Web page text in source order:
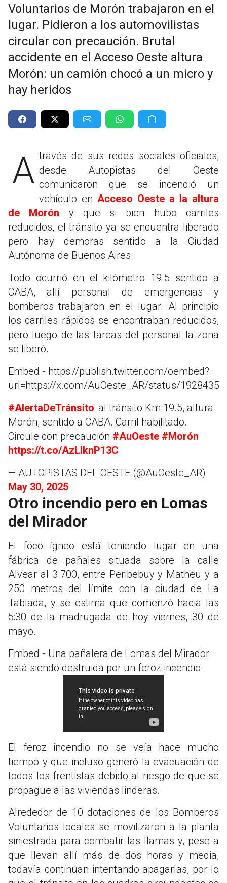
Voluntarios de Morón trabajaron en el
lugar. Pidieron a los automovilistas
circular con precaución. Brutal
accidente en el Acceso Oeste altura
Morón: un camión chocó a un micro y
hay heridos
A través de sus redes sociales oficiales, desde Autopistas del Oeste
comunicaron que se incendió un
vehículo en Acceso Oeste a la altura
de Morón y que si bien hubo carriles
reducidos, el tránsito ya se encuentra liberado
pero hay demoras sentido a la Ciudad
Autónoma de Buenos Aires.
Todo ocurrió en el kilómetro 19.5 sentido a
CABA, allí personal de emergencias y
bomberos trabajaron en el lugar. Al principio
los carriles rápidos se encontraban reducidos,
pero luego de las tareas del personal la zona
se liberó.
Embed - https://publish.twitter.com/oembed?
url=https://x.com/AuOeste_AR/status/
#AlertaDeTránsito: al tránsito Km 19.5, altura
Morón, sentido a CABA. Carril habilitado.
Circule con precaución.#AuOeste #Morón
https://t.co/AzLIknP13C
— AUTOPISTAS DEL OESTE (@AuOeste_AR)
May 30, 2025
Otro incendio pero en Lomas
del Mirador
El foco ígneo está teniendo lugar en una
fábrica de pañales situada sobre la calle
Alvear al 3.700, entre Peribebuy y Matheu y a
250 metros del límite con la ciudad de La
Tablada, y se estima que comenzó hacia las
5:30 de la madrugada de hoy viernes, 30 de
mayo.
Embed - Una pañalera de Lomas del Mirador
está siendo destruida por un feroz incendio
El feroz incendio no se veía hace mucho
tiempo y que incluso generó la evacuación de
todos los frentistas debido al riesgo de que se
propague a las viviendas linderas.
Alrededor de 10 dotaciones de los Bomberos
Voluntarios locales se movilizaron a la planta
siniestrada para combatir las llamas y, pese a
que llevan allí más de dos horas y media,
todavía continúan intentando apagarlas, por lo